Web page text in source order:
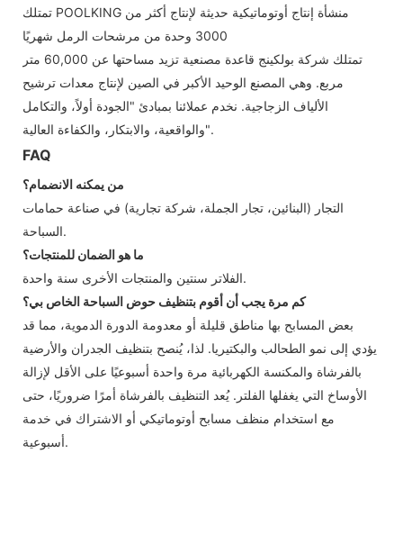
تمتلك POOLKING منشأة إنتاج أوتوماتيكية حديثة لإنتاج أكثر من
3000 وحدة من مرشحات الرمل شهريًا
تمتلك شركة بولكينج قاعدة مصنعية تزيد مساحتها عن 60,000 متر
مربع. وهي المصنع الوحيد الأكبر في الصين لإنتاج معدات ترشيح
الألياف الزجاجية. نخدم عملائنا بمبادئ "الجودة أولاً، والتكامل
والواقعية، والابتكار، والكفاءة العالية".
FAQ
من يمكنه الانضمام؟
التجار (البنائين، تجار الجملة، شركة تجارية) في صناعة حمامات
السباحة.
ما هو الضمان للمنتجات؟
الفلاتر سنتين والمنتجات الأخرى سنة واحدة.
كم مرة يجب أن أقوم بتنظيف حوض السباحة الخاص بي؟
بعض المسابح بها مناطق قليلة أو معدومة الدورة الدموية، مما قد
يؤدي إلى نمو الطحالب والبكتيريا. لذا، يُنصح بتنظيف الجدران والأرضية
بالفرشاة والمكنسة الكهربائية مرة واحدة أسبوعيًا على الأقل لإزالة
الأوساخ التي يغفلها الفلتر. يُعد التنظيف بالفرشاة أمرًا ضروريًا، حتى
مع استخدام منظف مسابح أوتوماتيكي أو الاشتراك في خدمة
أسبوعية.